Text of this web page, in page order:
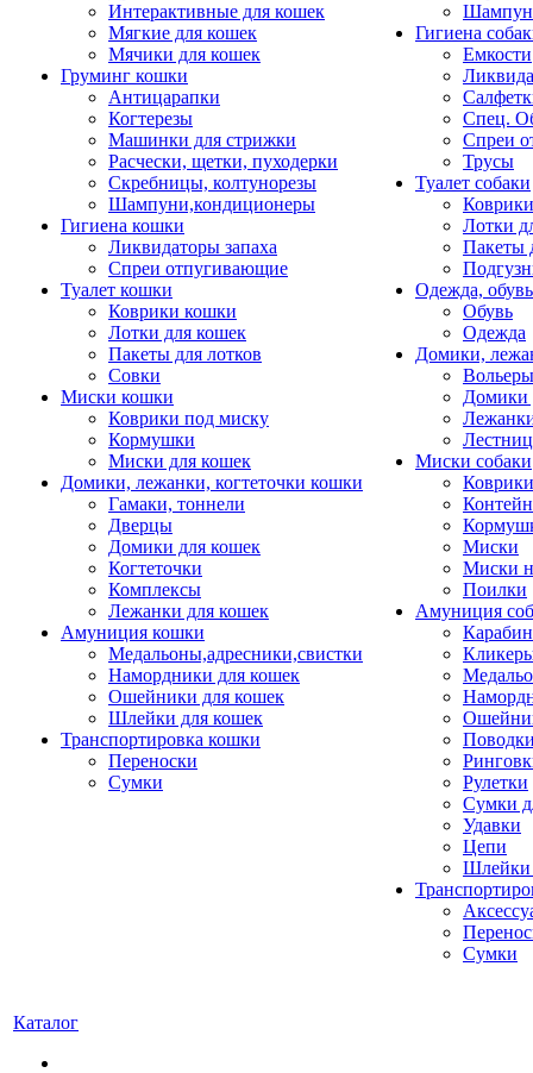
Интерактивные для кошек
Мягкие для кошек
Мячики для кошек
Груминг кошки
Антицарапки
Когтерезы
Машинки для стрижки
Расчески, щетки, пуходерки
Скребницы, колтунорезы
Шампуни,кондиционеры
Гигиена кошки
Ликвидаторы запаха
Спреи отпугивающие
Туалет кошки
Коврики кошки
Лотки для кошек
Пакеты для лотков
Совки
Миски кошки
Коврики под миску
Кормушки
Миски для кошек
Домики, лежанки, когтеточки кошки
Гамаки, тоннели
Дверцы
Домики для кошек
Когтеточки
Комплексы
Лежанки для кошек
Амуниция кошки
Медальоны,адресники,свистки
Намордники для кошек
Ошейники для кошек
Шлейки для кошек
Транспортировка кошки
Переноски
Сумки
Гигиена
Емкости
Спец.
Спреи
Трусы
Туалет собаки
Коврики
Лотки
Пакеты
Одежда, обувь
Обувь
Одежда
Домики,
Домики
Миски собаки
Миски
Миски
Поилки
Амуниция
Рулетки
Сумки
Удавки
Цепи
Шлейки
Сумки
Каталог